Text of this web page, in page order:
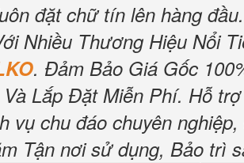
đặt chữ tín lên hàng đầu.
Nhiều Thương Hiệu Nổi
. Đảm Bảo Giá Gốc
Lắp Đặt Miễn Phí. Hỗ
vụ chu đáo chuyên
Tận nơi sử dụng, Bảo trì